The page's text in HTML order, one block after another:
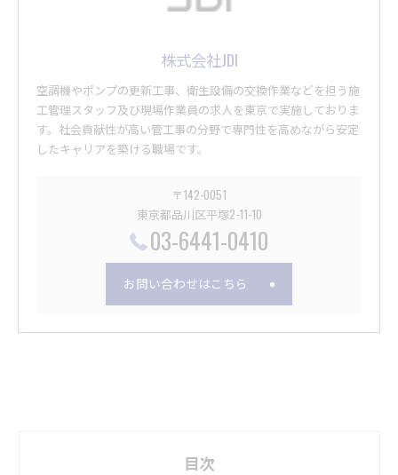
株式会社JDI
空調機やポンプの更新工事、衛生設備の交換作業などを担う施
工管理スタッフ及び現場作業員の求人を東京で実施しておりま
す。社会貢献性が高い管工事の分野で専門性を高めながら安定
したキャリアを築ける職場です。
〒142-0051
東京都品川区平塚2-11-10
03-6441-0410
お問い合わせはこちら
目次